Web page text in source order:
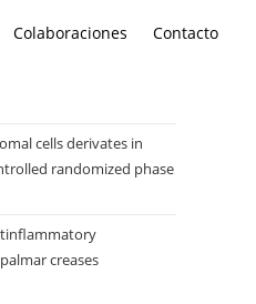
Colaboraciones Contacto
cells derivates in
randomized phase
creases